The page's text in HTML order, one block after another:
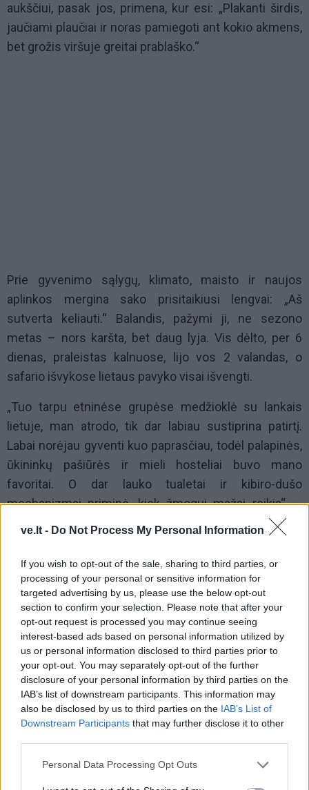
ve.lt - Do Not Process My Personal Information
If you wish to opt-out of the sale, sharing to third parties, or
processing of your personal or sensitive information for
targeted advertising by us, please use the below opt-out
section to confirm your selection. Please note that after your
opt-out request is processed you may continue seeing
interest-based ads based on personal information utilized by
us or personal information disclosed to third parties prior to
your opt-out. You may separately opt-out of the further
disclosure of your personal information by third parties on the
IAB’s list of downstream participants. This information may
also be disclosed by us to third parties on the IAB’s List of
Downstream Participants that may further disclose it to other
Personal Data Processing Opt Outs
aukščiui, pasak jos, primena, kur esi: „Plakanti širdis,
jaučiami plaučiai ir noras pamiegoti ant kokio akmens,
bet grožis viršuje greitai prablaško.“
Prie gyvenimo sąlygų, klimato, maisto ir naujos
aplinkos mergina sako prisitaikiusi lengvai: „Aš
sutverta keliauti.“ Balandis, pažymi ji, ne sezono
metas – nors karšta, bet daug lyja. Vis dėlto, per 6
dienas, praleistas kalnuose, lijo vos 2 valandas, o
safario išvykose lietaus pavyko visai išvengti.
„Tuo tarpu etninėse grupėse medžioklė su lankais
lietuje, man atrodo, tik dar labiau sustiprina patirtį.
Labai norėjau gyventi kuo paprasčiau, todėl palapinės,
ūkininkų pašiūrės ir mieli hosteliai buvo mano
favoritai. O dar lauko tualetai ir kibiro-dušo
mechanizmai priminė, kiek žmogui mažai reikia“, –
pasakoja mergina.